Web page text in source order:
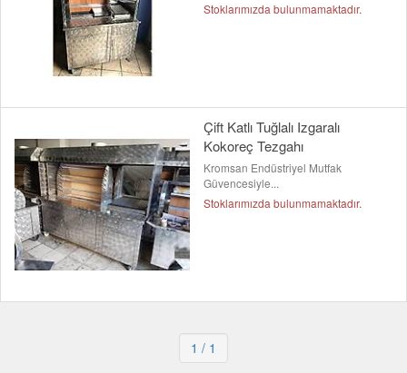
Stoklarımızda bulunmamaktadır.
Çift Katlı Tuğlalı Izgaralı
Kokoreç Tezgahı
Kromsan Endüstriyel Mutfak
Güvencesiyle...
Stoklarımızda bulunmamaktadır.
1 / 1